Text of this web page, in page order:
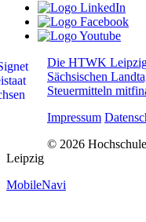
Die HTWK
Sächsischen
Steuermitteln
Impressum
© 2026
Leipzig
MobileNavi